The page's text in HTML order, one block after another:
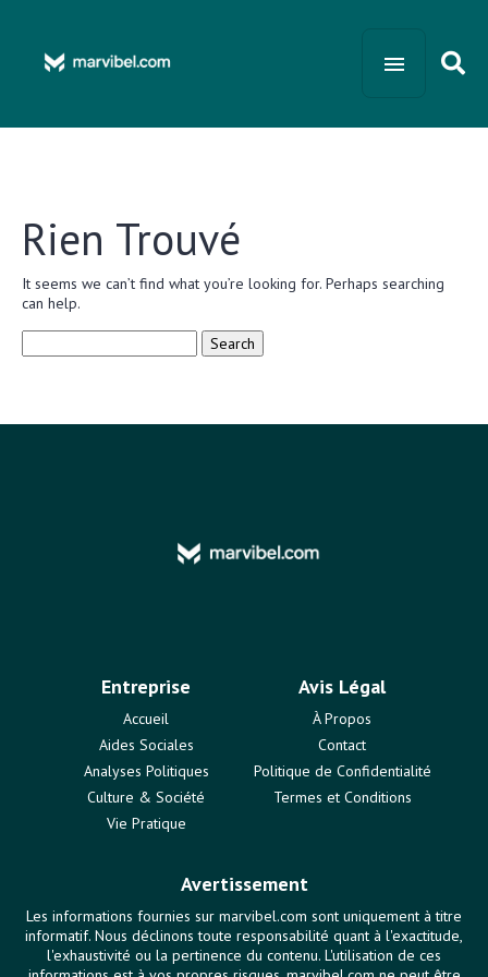
Rien Trouvé
It seems we can’t find what you’re looking for. Perhaps searching
can help.
Entreprise
Accueil
Aides Sociales
Analyses Politiques
Culture & Société
Vie Pratique
Avis Légal
À Propos
Contact
Politique de Confidentialité
Termes et Conditions
Avertissement
Les informations fournies sur marvibel.com sont uniquement à titre
informatif. Nous déclinons toute responsabilité quant à l'exactitude,
l'exhaustivité ou la pertinence du contenu. L'utilisation de ces